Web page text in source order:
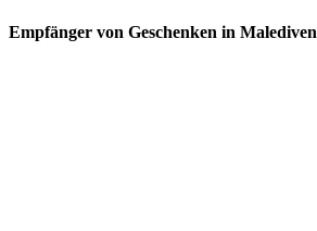
Empfänger von Geschenken in Malediven